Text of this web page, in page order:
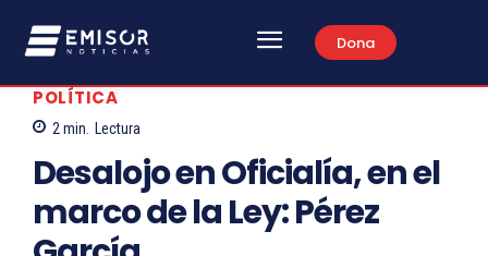
Dona
POLÍTICA
2 min. Lectura
Desalojo en Oficialía, en el
marco de la Ley: Pérez